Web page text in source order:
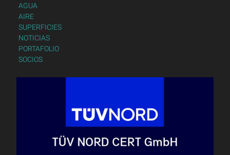
AGUA
AIRE
SUPERFICIES
NOTICIAS
PORTAFOLIO
SOCIOS